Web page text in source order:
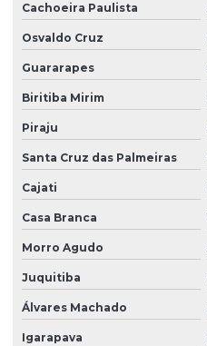
Cachoeira Paulista
Osvaldo Cruz
Guararapes
Biritiba Mirim
Piraju
Santa Cruz das Palmeiras
Cajati
Casa Branca
Morro Agudo
Juquitiba
Álvares Machado
Igarapava